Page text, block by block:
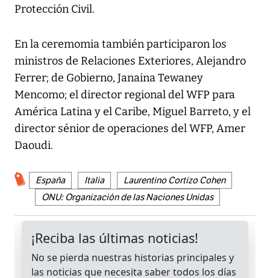
Protección Civil.
En la ceremomia también participaron los
ministros de Relaciones Exteriores, Alejandro
Ferrer; de Gobierno, Janaina Tewaney
Mencomo; el director regional del WFP para
América Latina y el Caribe, Miguel Barreto, y el
director sénior de operaciones del WFP, Amer
Daoudi.
España Italia
Laurentino Cortizo Cohen
ONU: Organización de las Naciones Unidas